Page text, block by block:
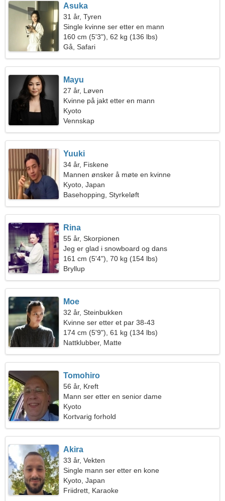
Asuka
31 år, Tyren
Single kvinne ser etter en mann
160 cm (5'3"), 62 kg (136 lbs)
Gå, Safari
Mayu
27 år, Løven
Kvinne på jakt etter en mann
Kyoto
Vennskap
Yuuki
34 år, Fiskene
Mannen ønsker å møte en kvinne
Kyoto, Japan
Basehopping, Styrkeløft
Rina
55 år, Skorpionen
Jeg er glad i snowboard og dans
161 cm (5'4"), 70 kg (154 lbs)
Bryllup
Moe
32 år, Steinbukken
Kvinne ser etter et par 38-43
174 cm (5'9"), 61 kg (134 lbs)
Nattklubber, Matte
Tomohiro
56 år, Kreft
Mann ser etter en senior dame
Kyoto
Kortvarig forhold
Akira
33 år, Vekten
Single mann ser etter en kone
Kyoto, Japan
Friidrett, Karaoke